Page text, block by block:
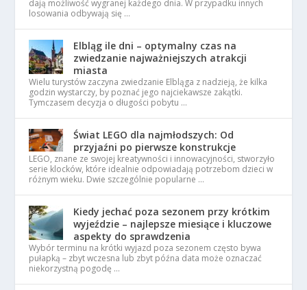
dają możliwość wygranej każdego dnia. W przypadku innych
losowania odbywają się …
Elbląg ile dni – optymalny czas na
zwiedzanie najważniejszych atrakcji
miasta
Wielu turystów zaczyna zwiedzanie Elbląga z nadzieją, że kilka
godzin wystarczy, by poznać jego najciekawsze zakątki.
Tymczasem decyzja o długości pobytu …
Świat LEGO dla najmłodszych: Od
przyjaźni po pierwsze konstrukcje
LEGO, znane ze swojej kreatywności i innowacyjności, stworzyło
serie klocków, które idealnie odpowiadają potrzebom dzieci w
różnym wieku. Dwie szczególnie popularne …
Kiedy jechać poza sezonem przy krótkim
wyjeździe – najlepsze miesiące i kluczowe
aspekty do sprawdzenia
Wybór terminu na krótki wyjazd poza sezonem często bywa
pułapką – zbyt wczesna lub zbyt późna data może oznaczać
niekorzystną pogodę …